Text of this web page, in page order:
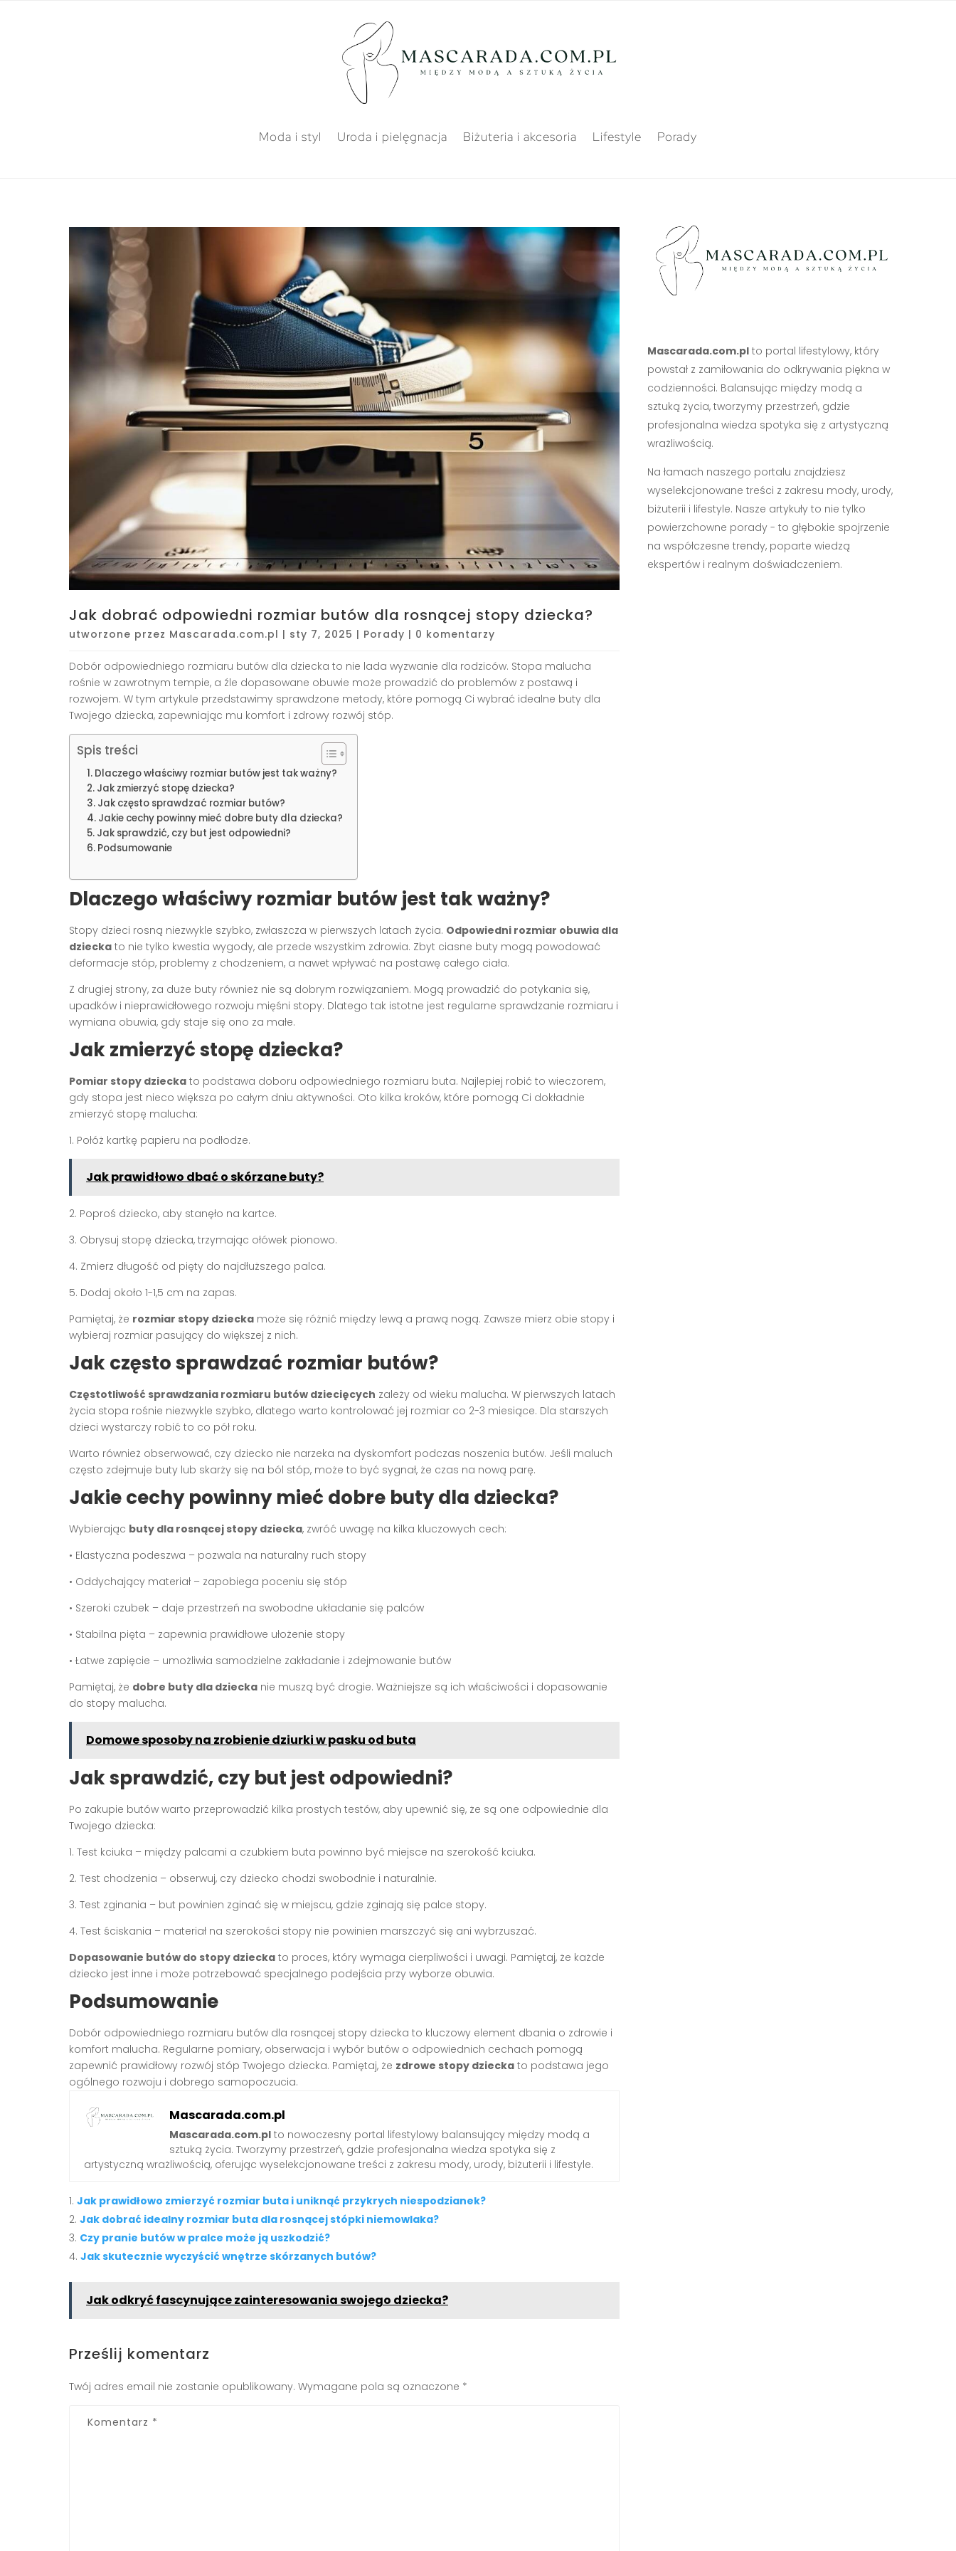
Moda i styl Uroda i pielęgnacja Biżuteria i akcesoria Lifestyle Porady
Jak dobrać odpowiedni rozmiar butów dla rosnącej stopy dziecka?
utworzone przez Mascarada.com.pl | sty 7, 2025 | Porady | 0 komentarzy
Dobór odpowiedniego rozmiaru butów dla dziecka to nie lada wyzwanie dla rodziców. Stopa malucha
rośnie w zawrotnym tempie, a źle dopasowane obuwie może prowadzić do problemów z postawą i
rozwojem. W tym artykule przedstawimy sprawdzone metody, które pomogą Ci wybrać idealne buty dla
Twojego dziecka, zapewniając mu komfort i zdrowy rozwój stóp.
Spis treści
Dlaczego właściwy rozmiar butów jest tak ważny?
Jak zmierzyć stopę dziecka?
Jak często sprawdzać rozmiar butów?
Jakie cechy powinny mieć dobre buty dla dziecka?
Jak sprawdzić, czy but jest odpowiedni?
Podsumowanie
Dlaczego właściwy rozmiar butów jest tak ważny?
Stopy dzieci rosną niezwykle szybko, zwłaszcza w pierwszych latach życia. Odpowiedni rozmiar obuwia dla
dziecka to nie tylko kwestia wygody, ale przede wszystkim zdrowia. Zbyt ciasne buty mogą powodować
deformacje stóp, problemy z chodzeniem, a nawet wpływać na postawę całego ciała.
Z drugiej strony, za duże buty również nie są dobrym rozwiązaniem. Mogą prowadzić do potykania się,
upadków i nieprawidłowego rozwoju mięśni stopy. Dlatego tak istotne jest regularne sprawdzanie rozmiaru i
wymiana obuwia, gdy staje się ono za małe.
Jak zmierzyć stopę dziecka?
Pomiar stopy dziecka to podstawa doboru odpowiedniego rozmiaru buta. Najlepiej robić to wieczorem,
gdy stopa jest nieco większa po całym dniu aktywności. Oto kilka kroków, które pomogą Ci dokładnie
zmierzyć stopę malucha:
1. Połóż kartkę papieru na podłodze.
Jak prawidłowo dbać o skórzane buty?
2. Poproś dziecko, aby stanęło na kartce.
3. Obrysuj stopę dziecka, trzymając ołówek pionowo.
4. Zmierz długość od pięty do najdłuższego palca.
5. Dodaj około 1-1,5 cm na zapas.
Pamiętaj, że rozmiar stopy dziecka może się różnić między lewą a prawą nogą. Zawsze mierz obie stopy i
wybieraj rozmiar pasujący do większej z nich.
Jak często sprawdzać rozmiar butów?
Częstotliwość sprawdzania rozmiaru butów dziecięcych zależy od wieku malucha. W pierwszych latach
życia stopa rośnie niezwykle szybko, dlatego warto kontrolować jej rozmiar co 2-3 miesiące. Dla starszych
dzieci wystarczy robić to co pół roku.
Warto również obserwować, czy dziecko nie narzeka na dyskomfort podczas noszenia butów. Jeśli maluch
często zdejmuje buty lub skarży się na ból stóp, może to być sygnał, że czas na nową parę.
Jakie cechy powinny mieć dobre buty dla dziecka?
Wybierając buty dla rosnącej stopy dziecka, zwróć uwagę na kilka kluczowych cech:
• Elastyczna podeszwa – pozwala na naturalny ruch stopy
• Oddychający materiał – zapobiega poceniu się stóp
• Szeroki czubek – daje przestrzeń na swobodne układanie się palców
• Stabilna pięta – zapewnia prawidłowe ułożenie stopy
• Łatwe zapięcie – umożliwia samodzielne zakładanie i zdejmowanie butów
Pamiętaj, że dobre buty dla dziecka nie muszą być drogie. Ważniejsze są ich właściwości i dopasowanie
do stopy malucha.
Domowe sposoby na zrobienie dziurki w pasku od buta
Jak sprawdzić, czy but jest odpowiedni?
Po zakupie butów warto przeprowadzić kilka prostych testów, aby upewnić się, że są one odpowiednie dla
Twojego dziecka:
1. Test kciuka – między palcami a czubkiem buta powinno być miejsce na szerokość kciuka.
2. Test chodzenia – obserwuj, czy dziecko chodzi swobodnie i naturalnie.
3. Test zginania – but powinien zginać się w miejscu, gdzie zginają się palce stopy.
4. Test ściskania – materiał na szerokości stopy nie powinien marszczyć się ani wybrzuszać.
Dopasowanie butów do stopy dziecka to proces, który wymaga cierpliwości i uwagi. Pamiętaj, że każde
dziecko jest inne i może potrzebować specjalnego podejścia przy wyborze obuwia.
Podsumowanie
Dobór odpowiedniego rozmiaru butów dla rosnącej stopy dziecka to kluczowy element dbania o zdrowie i
komfort malucha. Regularne pomiary, obserwacja i wybór butów o odpowiednich cechach pomogą
zapewnić prawidłowy rozwój stóp Twojego dziecka. Pamiętaj, że zdrowe stopy dziecka to podstawa jego
ogólnego rozwoju i dobrego samopoczucia.
Mascarada.com.pl
Mascarada.com.pl to nowoczesny portal lifestylowy balansujący między modą a
sztuką życia. Tworzymy przestrzeń, gdzie profesjonalna wiedza spotyka się z
artystyczną wrażliwością, oferując wyselekcjonowane treści z zakresu mody, urody, biżuterii i lifestyle.
Jak prawidłowo zmierzyć rozmiar buta i uniknąć przykrych niespodzianek?
Jak dobrać idealny rozmiar buta dla rosnącej stópki niemowlaka?
Czy pranie butów w pralce może ją uszkodzić?
Jak skutecznie wyczyścić wnętrze skórzanych butów?
Jak odkryć fascynujące zainteresowania swojego dziecka?
Prześlij komentarz
Twój adres email nie zostanie opublikowany. Wymagane pola są oznaczone *
Mascarada.com.plto portal lifestylowy, który
powstał z zamiłowania do odkrywania piękna w
codzienności. Balansując między modą a
sztuką życia, tworzymy przestrzeń, gdzie
profesjonalna wiedza spotyka się z artystyczną
wrażliwością.
Na łamach naszego portalu znajdziesz
wyselekcjonowane treści z zakresu mody, urody,
biżuterii i lifestyle. Nasze artykuły to nie tylko
powierzchowne porady - to głębokie spojrzenie
na współczesne trendy, poparte wiedzą
ekspertów i realnym doświadczeniem.